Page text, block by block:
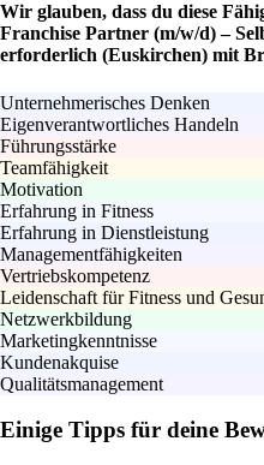
Wir glauben, dass du diese
Franchise Partner (m/w/d) –
erforderlich (Euskirchen) mit
Unternehmerisches Denken
Eigenverantwortliches Handeln
Führungsstärke
Teamfähigkeit
Motivation
Erfahrung in Fitness
Erfahrung in Dienstleistung
Managementfähigkeiten
Vertriebskompetenz
Leidenschaft für Fitness und
Netzwerkbildung
Marketingkenntnisse
Kundenakquise
Qualitätsmanagement
Einige Tipps für deine